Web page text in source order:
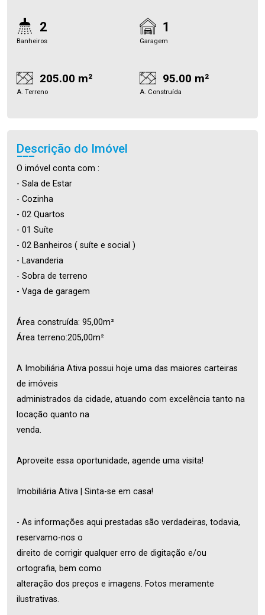
2
Banheiros
1
Garagem
205.00 m²
A. Terreno
95.00 m²
A. Construída
Descrição do Imóvel
O imóvel conta com :
- Sala de Estar
- Cozinha
- 02 Quartos
- 01 Suíte
- 02 Banheiros ( suíte e social )
- Lavanderia
- Sobra de terreno
- Vaga de garagem
Área construída: 95,00m²
Área terreno:205,00m²
A Imobiliária Ativa possui hoje uma das maiores carteiras
de imóveis
administrados da cidade, atuando com excelência tanto na
locação quanto na
venda.
Aproveite essa oportunidade, agende uma visita!
Imobiliária Ativa | Sinta-se em casa!
- As informações aqui prestadas são verdadeiras, todavia,
reservamo-nos o
direito de corrigir qualquer erro de digitação e/ou
ortografia, bem como
alteração dos preços e imagens. Fotos meramente
ilustrativas.